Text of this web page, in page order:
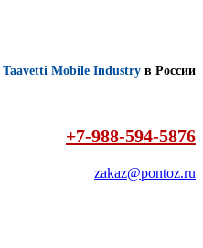
Taavetti Mobile Industry в России
+7-988-594-5876
zakaz@pontoz.ru